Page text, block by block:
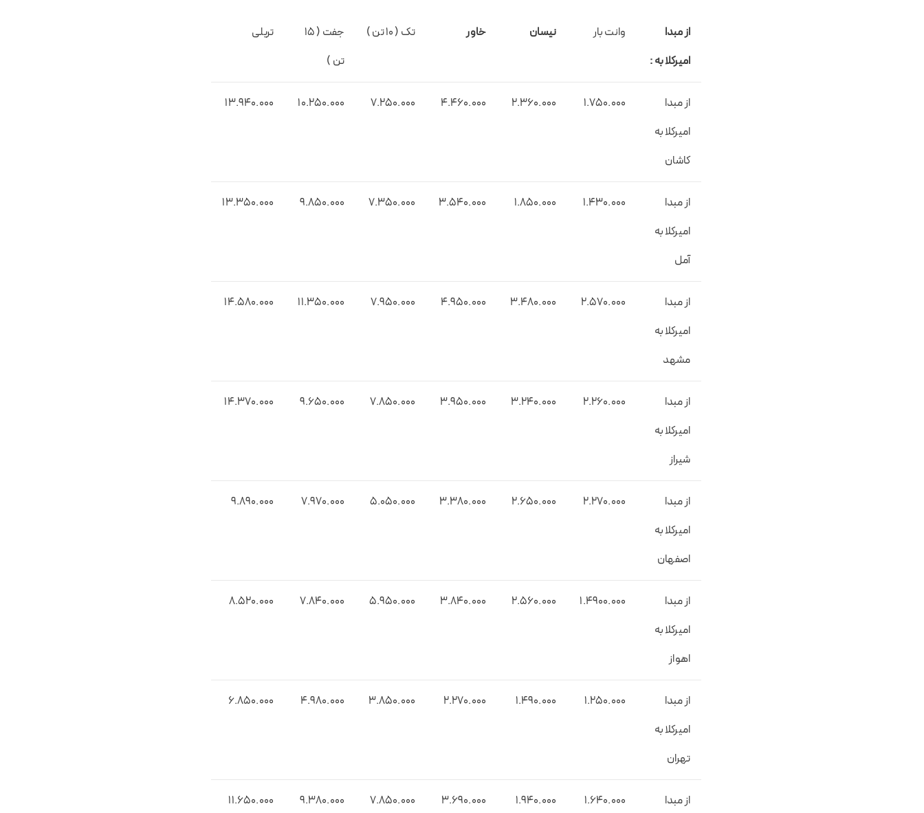
از مبدا
امیرکلا به :
وانت بار نیسان خاور تک ( 10 تن )
جفت ( 15
تن )
تریلی
از مبدا
امیرکلا به
کاشان
1.۷۵0.000 2.۳۶0.000 4.4۶0.000 ۷.۲۵0.000 1۰.۲۵0.000 1۳.۹۴0.000
از مبدا
امیرکلا به
آمل
1.۴۳0.000 1.۸۵0.000 3.۵۴0.000 7.۳۵0.000 9.۸۵0.000 1۳.3۵0.000
از مبدا
امیرکلا به
مشهد
۲.5۷0.000 3.4۸0.000 4.9۵0.000 7.9۵0.000 1۱.۳۵0.000 14.۵۸0.000
از مبدا
امیرکلا به
شیراز
2.۲۶0.000 3.۲۴0.000 ۳.9۵0.000 7.8۵0.000 9.6۵0.000 14.3۷0.000
از مبدا
امیرکلا به
اصفهان
2.۲۷0.000 2.۶۵0.000 3.۳۸0.000 ۵.۰۵0.000 ۷.9۷0.000 ۹.8۹0.000
از مبدا
امیرکلا به
اهواز
1.۴۹00.000 2.۵۶0.000 ۳.8۴0.000 ۵.9۵0.000 ۷.8۴0.000 ۸.5۲0.000
از مبدا
امیرکلا به
تهران
۱.۲50.000 ۱.۴۹0.000 2.۲۷0.000 3.8۵0.000 4.9۸0.000 6.8۵0.000
از مبدا
1.۶۴0.000 1.۹۴0.000 3.6۹0.000 7.۸۵0.000 ۹.۳۸0.000 1۱.۶50.000